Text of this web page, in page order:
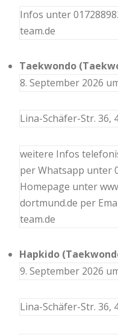
Infos unter
team.de
Taekwondo
8. September 2026
Lina-Schäfer-Str. 36,
weitere Infos
per Whatsapp unter
Homepage unter
dortmund.de per
team.de
Hapkido
9. September 2026
Lina-Schäfer-Str. 36,